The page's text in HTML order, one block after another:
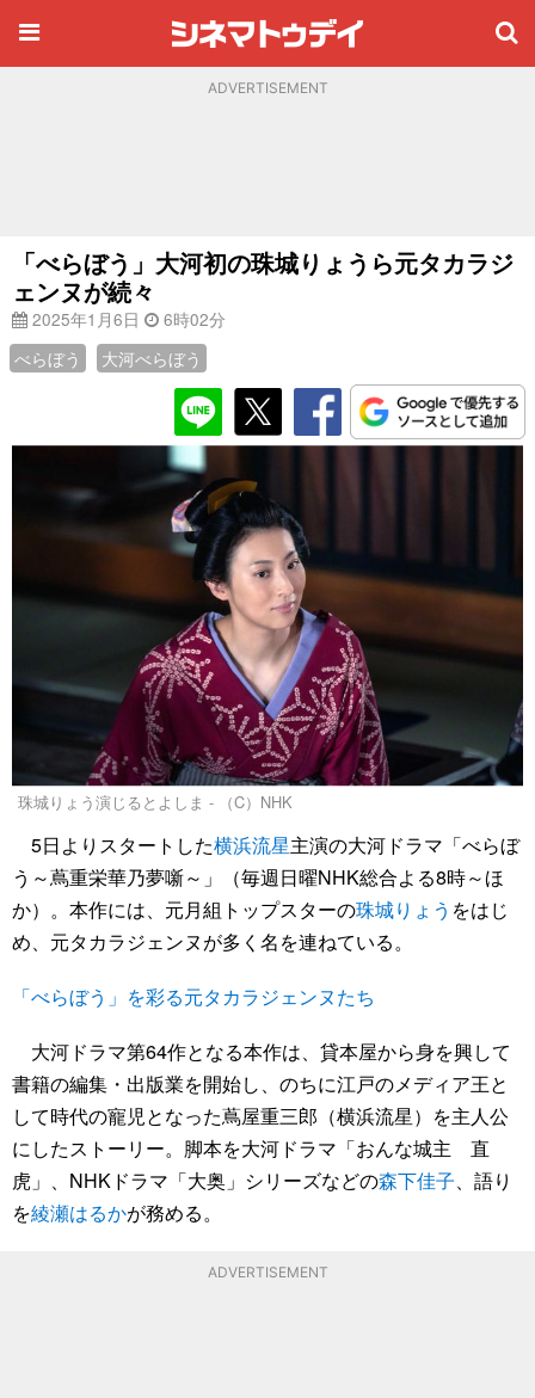
ADVERTISEMENT
「べらぼう」大河初の珠城りょうら元タカラジ
ェンヌが続々
2025年1月6日
6時02分
べらぼう
大河べらぼう
珠城りょう演じるとよしま - （C）NHK
5日よりスタートした横浜流星主演の大河ドラマ「べらぼ
う～蔦重栄華乃夢噺～」（毎週日曜NHK総合よる8時～ほ
か）。本作には、元月組トップスターの珠城りょう をはじ
め、元タカラジェンヌが多く名を連ねている。
「べらぼう」を彩る元タカラジェンヌたち
大河ドラマ第64作となる本作は、貸本屋から身を興して
書籍の編集・出版業を開始し、のちに江戸のメディア王と
して時代の寵児となった蔦屋重三郎（横浜流星）を主人公
にしたストーリー。脚本を大河ドラマ「おんな城主 直
虎」、NHKドラマ「大奥」シリーズなどの森下佳子、語り
を綾瀬はるかが務める。
ADVERTISEMENT